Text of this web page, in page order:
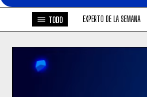
TODO EXPERTO DE LA SEMANA